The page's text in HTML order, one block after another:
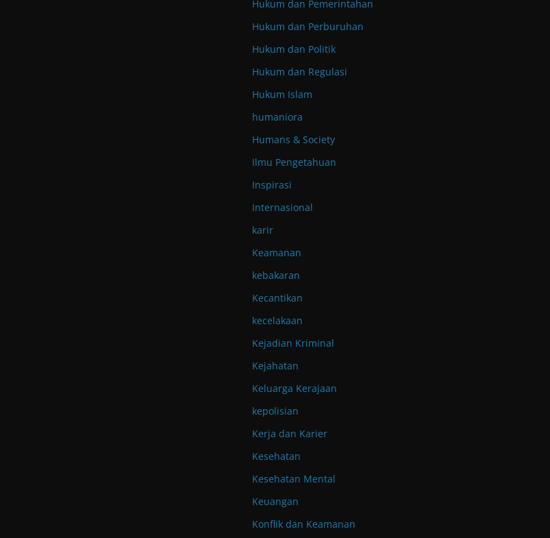
Hukum dan Pemerintahan
Hukum dan Perburuhan
Hukum dan Politik
Hukum dan Regulasi
Hukum Islam
humaniora
Humans & Society
Ilmu Pengetahuan
Inspirasi
Internasional
karir
Keamanan
kebakaran
Kecantikan
kecelakaan
Kejadian Kriminal
Kejahatan
Keluarga Kerajaan
kepolisian
Kerja dan Karier
Kesehatan
Kesehatan Mental
Keuangan
Konflik dan Keamanan